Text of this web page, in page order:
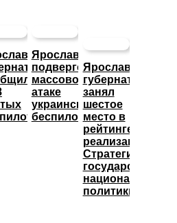
Ярославль
подвергся
массовой
атаке
украинских
беспилотников
Ярославский
губернатор
занял
шестое
место в
рейтинге
реализации
Стратегии
национальной
политики